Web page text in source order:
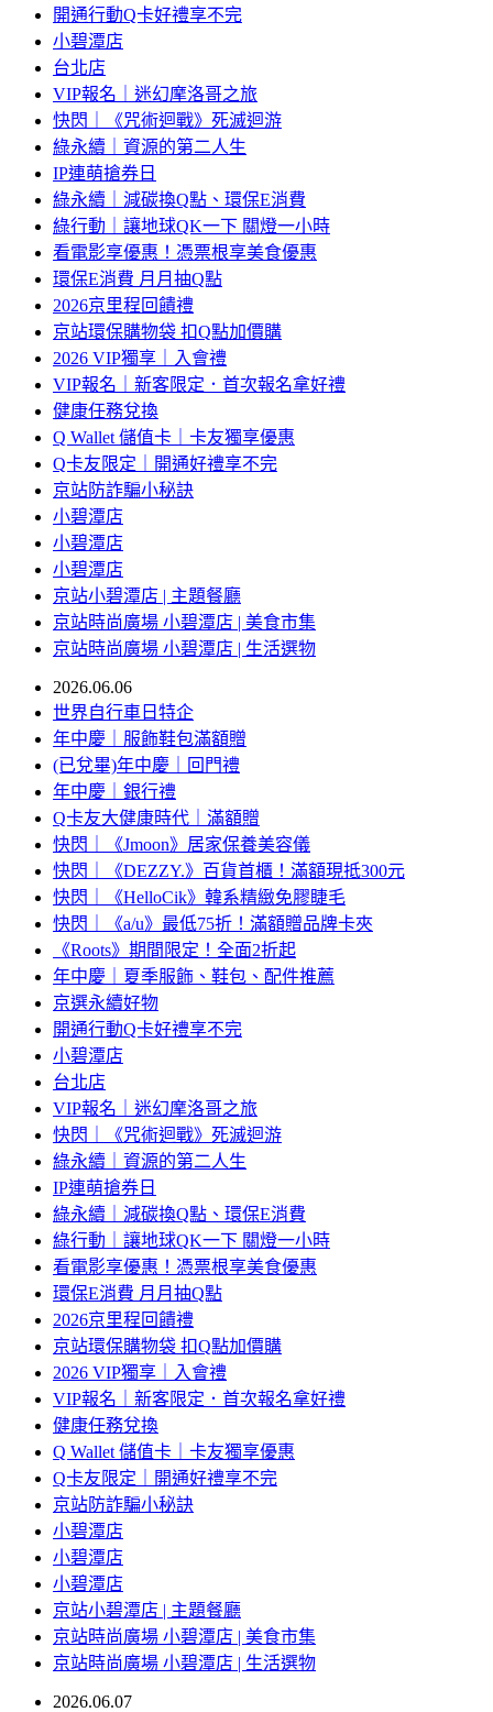
開通行動Q卡好禮享不完
小碧潭店
台北店
VIP報名｜迷幻摩洛哥之旅
快閃｜《咒術迴戰》死滅迴游
綠永續｜資源的第二人生
IP連萌搶券日
綠永續｜減碳換Q點、環保E消費
綠行動｜讓地球QK一下 關燈一小時
看電影享優惠！憑票根享美食優惠
環保E消費 月月抽Q點
2026京里程回饋禮
京站環保購物袋 扣Q點加價購
2026 VIP獨享｜入會禮
VIP報名｜新客限定．首次報名拿好禮
健康任務兌換
Q Wallet 儲值卡｜卡友獨享優惠
Q卡友限定｜開通好禮享不完
京站防詐騙小秘訣
小碧潭店
小碧潭店
小碧潭店
京站小碧潭店 | 主題餐廳
京站時尚廣場 小碧潭店 | 美食市集
京站時尚廣場 小碧潭店 | 生活選物
2026.06.06
世界自行車日特企
年中慶｜服飾鞋包滿額贈
(已兌畢)年中慶｜回門禮
年中慶｜銀行禮
Q卡友大健康時代｜滿額贈
快閃｜《Jmoon》居家保養美容儀
快閃｜《DEZZY.》百貨首櫃！滿額現抵300元
快閃｜《HelloCik》韓系精緻免膠睫毛
快閃｜《a/u》最低75折！滿額贈品牌卡夾
《Roots》期間限定！全面2折起
年中慶｜夏季服飾、鞋包、配件推薦
京選永續好物
開通行動Q卡好禮享不完
小碧潭店
台北店
VIP報名｜迷幻摩洛哥之旅
快閃｜《咒術迴戰》死滅迴游
綠永續｜資源的第二人生
IP連萌搶券日
綠永續｜減碳換Q點、環保E消費
綠行動｜讓地球QK一下 關燈一小時
看電影享優惠！憑票根享美食優惠
環保E消費 月月抽Q點
2026京里程回饋禮
京站環保購物袋 扣Q點加價購
2026 VIP獨享｜入會禮
VIP報名｜新客限定．首次報名拿好禮
健康任務兌換
Q Wallet 儲值卡｜卡友獨享優惠
Q卡友限定｜開通好禮享不完
京站防詐騙小秘訣
小碧潭店
小碧潭店
小碧潭店
京站小碧潭店 | 主題餐廳
京站時尚廣場 小碧潭店 | 美食市集
京站時尚廣場 小碧潭店 | 生活選物
2026.06.07